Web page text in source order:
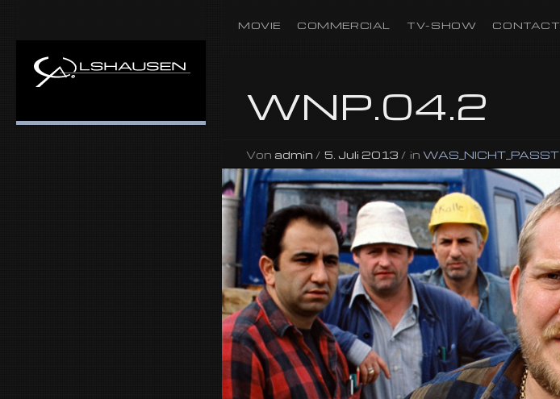
MOVIE COMMERCIAL TV-SHOW CONTACT
WNP.04.2
Von admin / 5. Juli 2013 / in WAS_NICHT_PASST